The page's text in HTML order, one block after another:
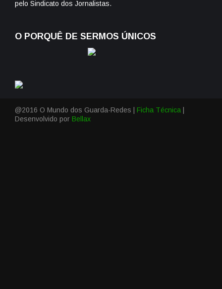
pelo Sindicato dos Jornalistas.
O PORQUÊ DE SERMOS ÚNICOS
@2016 O Mundo dos Guarda-Redes | Ficha Técnica
Desenvolvido por Bellax